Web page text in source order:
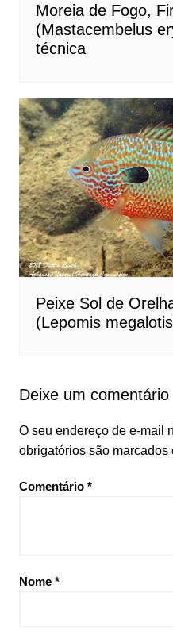
Moreia de Fogo,
(Mastacembelus
técnica
Peixe Sol de
(Lepomis
Deixe um comentário
O seu endereço de e-mail
obrigatórios são marcados
Comentário *
Nome *